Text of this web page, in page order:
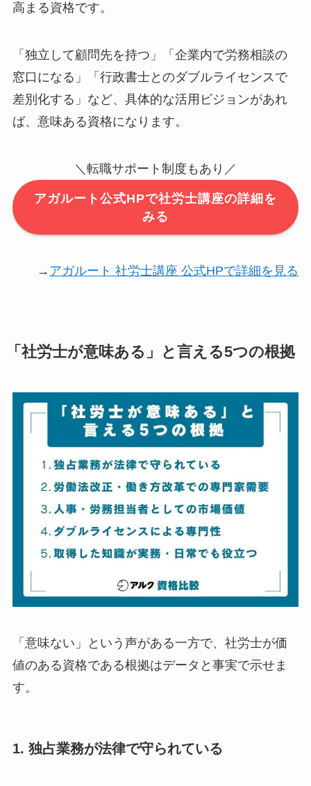
高まる資格です。
「独立して顧問先を持つ」「企業内で労務相談の
窓口になる」「行政書士とのダブルライセンスで
差別化する」など、具体的な活用ビジョンがあれ
ば、意味ある資格になります。
＼転職サポート制度もあり／
アガルート公式HPで社労士講座の詳細を
みる
→ アガルート 社労士講座 公式HPで詳細を見る
「社労士が意味ある」と言える5つの根拠
「意味ない」という声がある一方で、社労士が価
値のある資格である根拠はデータと事実で示せま
す。
1. 独占業務が法律で守られている